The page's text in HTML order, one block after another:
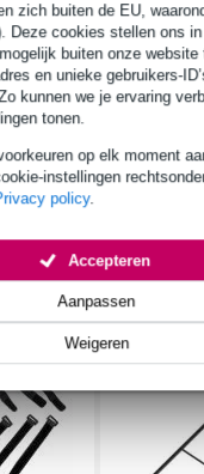
zich buiten de EU,
Deze cookies stellen ons
buiten onze website
en unieke gebruikers-
kunnen we je ervaring
tonen.
op elk moment
instellingen
policy.
Weigeren
Aanpassen
Accepteren